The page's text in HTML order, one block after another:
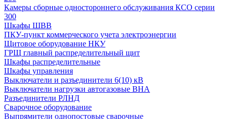
Камеры сборные одностороннего обслуживания КСО серии
300
Шкафы ШВВ
ПКУ-пункт коммерческого учета электроэнергии
Щитовое оборудование НКУ
ГРЩ главный распределительный щит
Шкафы распределительные
Шкафы управления
Выключатели и разъединители 6(10) кВ
Выключатели нагрузки автогазовые ВНА
Разъединители РЛНД
Сварочное оборудование
Выпрямители однопостовые сварочные